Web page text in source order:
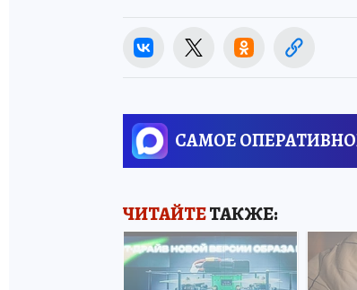
САМОЕ
ЧИТАЙТЕТАКЖЕ: